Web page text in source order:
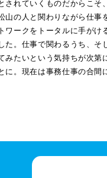
されていくものだからこそ
山の人と関わりながら仕事
ワークをトータルに手がけ
た。仕事で関わるうち、そ
みたいという気持ちが次第
に。現在は事務仕事の合間